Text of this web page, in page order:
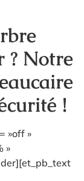
? Notre
!
»off »
»